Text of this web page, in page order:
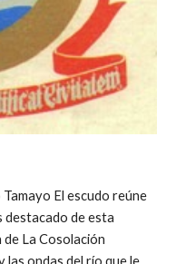
El escudo reúne
destacado de esta
de La Cosolación
ondas del río que le